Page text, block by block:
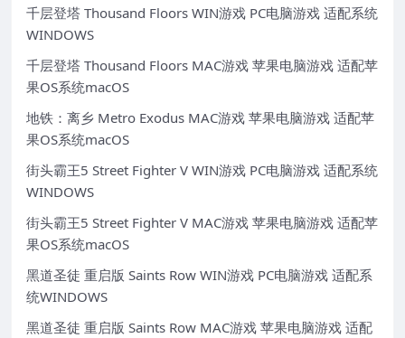
千层登塔 Thousand Floors WIN游戏 PC电脑游戏 适配系统
WINDOWS
千层登塔 Thousand Floors MAC游戏 苹果电脑游戏 适配苹
果OS系统macOS
地铁：离乡 Metro Exodus MAC游戏 苹果电脑游戏 适配苹
果OS系统macOS
街头霸王5 Street Fighter V WIN游戏 PC电脑游戏 适配系统
WINDOWS
街头霸王5 Street Fighter V MAC游戏 苹果电脑游戏 适配苹
果OS系统macOS
黑道圣徒 重启版 Saints Row WIN游戏 PC电脑游戏 适配系
统WINDOWS
黑道圣徒 重启版 Saints Row MAC游戏 苹果电脑游戏 适配